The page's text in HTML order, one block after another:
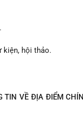
kiện, hội thảo.
TIN VỀ ĐỊA ĐIỂM